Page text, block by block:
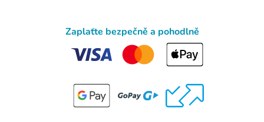
Zaplaťte bezpečně a pohodlně